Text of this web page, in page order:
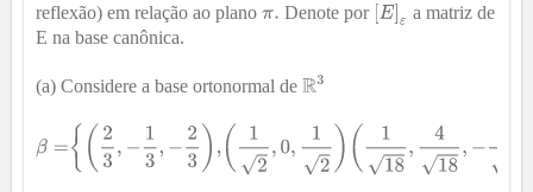
reflexão) em relação ao plano Denote por
a matriz de
E na base canônica.
(a) Considere a base ortonormal de